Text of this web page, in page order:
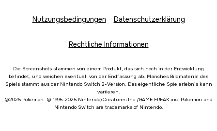
Nutzungsbedingungen Datenschutzerklärung
Rechtliche Informationen
Die Screenshots stammen von einem Produkt, das sich noch in der Entwicklung
befindet, und weichen eventuell von der Endfassung ab. Manches Bildmaterial des
Spiels stammt aus der Nintendo Switch 2-Version. Das eigentliche Spielerlebnis kann
variieren.
©2025 Pokémon. © 1995-2025 Nintendo/Creatures Inc./GAME FREAK inc. Pokémon and
Nintendo Switch are trademarks of Nintendo.